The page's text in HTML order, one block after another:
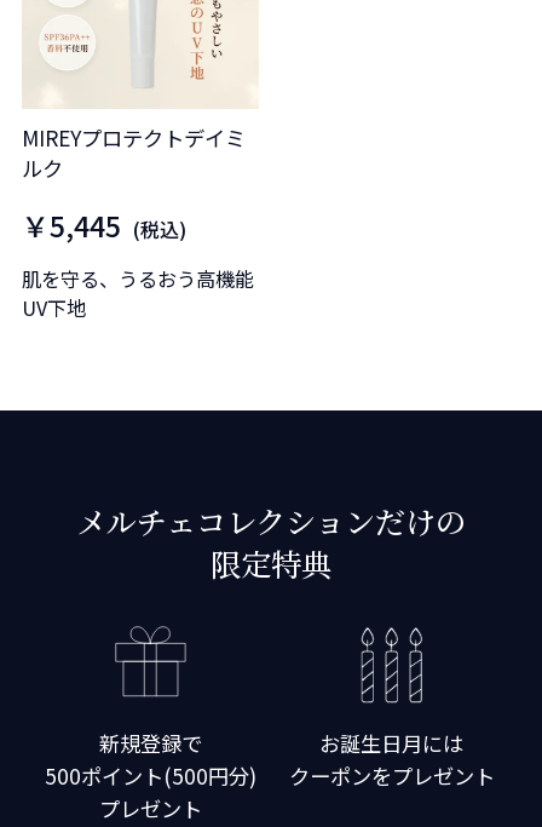
MIREYプロテクトデイミ
ルク
￥5,445 (税込)
肌を守る、うるおう高機能
UV下地
メルチェコレクションだけの
限定特典
新規登録で
500ポイント(500円分)
プレゼント
お誕生日月には
クーポンをプレゼント